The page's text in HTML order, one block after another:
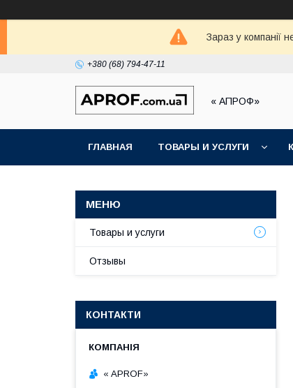
Зараз у компанії
+380 (68) 794-47-11
« АПРОФ»
ГЛАВНАЯ ТОВАРЫ И УСЛУГИ
Товары и услуги
Отзывы
КОНТАКТИ
« APROF»